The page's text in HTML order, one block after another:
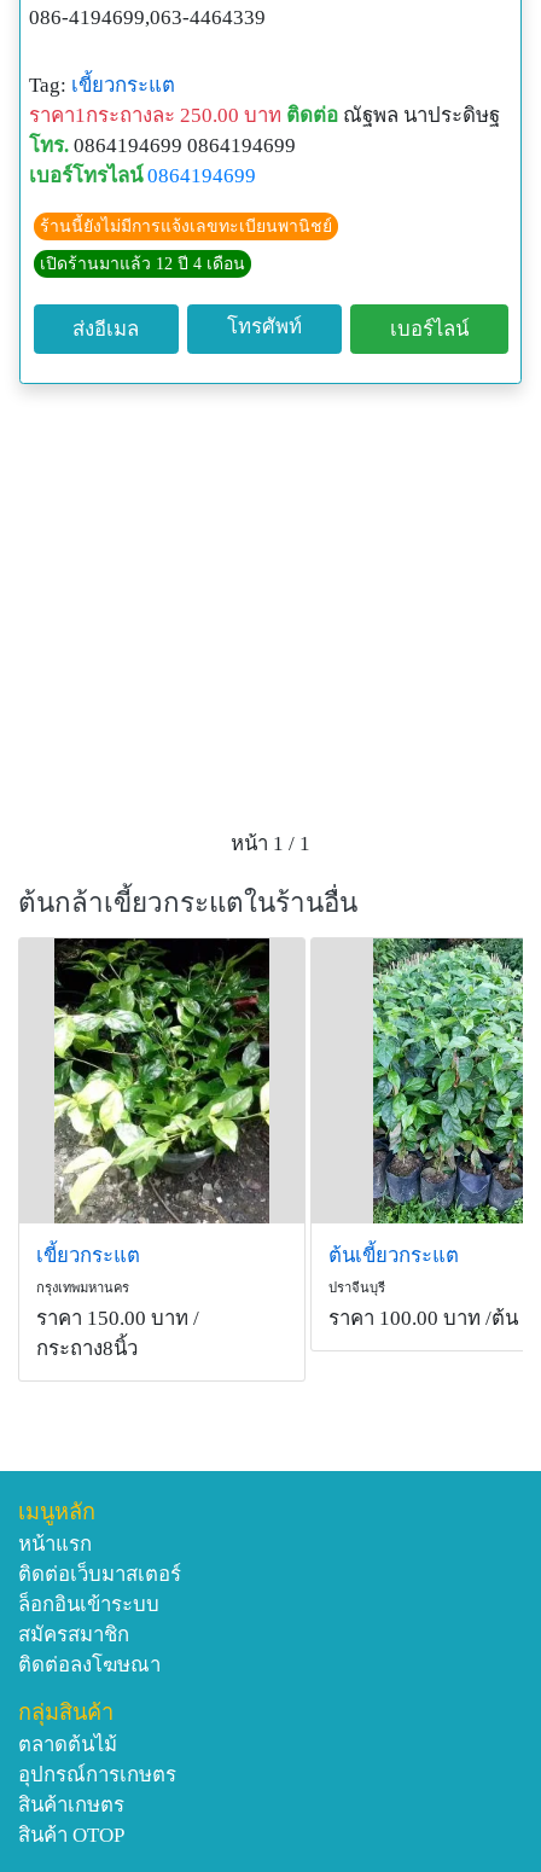
086-4194699,063-4464339
Tag: เขี้ยวกระแต
ราคา1กระถางละ 250.00 บาท ติดต่อ ณัฐพล นาประดิษฐ
โทร. 0864194699 0864194699
เบอร์โทรไลน์ 0864194699
ร้านนี้ยังไม่มีการแจ้งเลขทะเบียนพานิชย์
เปิดร้านมาแล้ว 12 ปี 4 เดือน
ส่งอีเมล โทรศัพท์ เบอร์ไลน์
หน้า 1 / 1
ต้นกล้าเขี้ยวกระแตในร้านอื่น
เขี้ยวกระแต
กรุงเทพมหานคร
ราคา 150.00 บาท /
กระถาง8นิ้ว
ต้นเขี้ยวกระแต
ปราจีนบุรี
ราคา 100.00 บาท /ต้น
เมนูหลัก
หน้าแรก
ติดต่อเว็บมาสเตอร์
ล็อกอินเข้าระบบ
สมัครสมาชิก
ติดต่อลงโฆษณา
กลุ่มสินค้า
ตลาดต้นไม้
อุปกรณ์การเกษตร
สินค้าเกษตร
สินค้า OTOP